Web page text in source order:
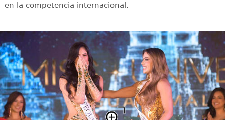
en la competencia internacional.